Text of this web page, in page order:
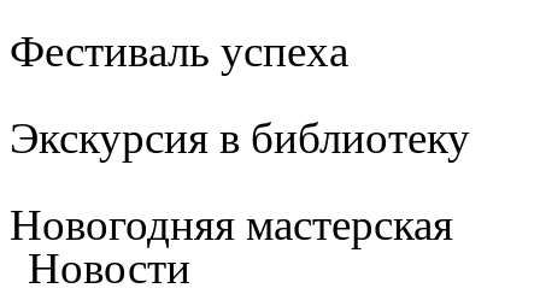
Фестиваль успеха
Экскурсия в библиотеку
Новогодняя мастерская
Новости